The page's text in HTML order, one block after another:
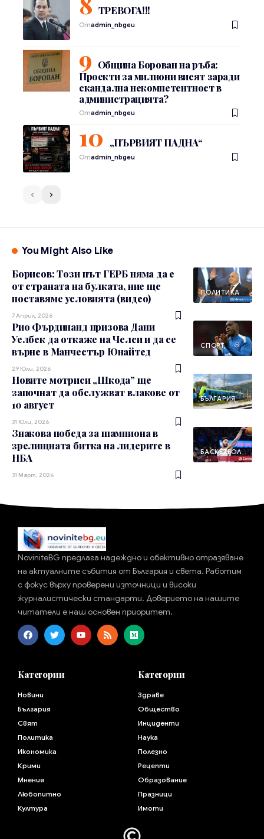
ТРЕВОГА!!!
Отadmin_nbgeu
Община Борован на ръба:
Проекти за милиони висят заради
скандална некомпетентност в
администрацията?
Отadmin_nbgeu
„ПЪРВИЯТ ПАДНА“
Отadmin_nbgeu
You Might Also Like
ПОЛИТИКА
Борисов: Този път ГЕРБ няма да е
от страната на булката, ние ще
поставяме условията (видео)
7 Април, 2026
СПОРТ
Рио Фърдинанд призова Дани
Уелбек да откаже на Челси и да се
върне в Манчестър Юнайтед
29 Юли, 2026
БЪЛГАРИЯ
Новите мотриси „Шкода” ще
започнат да обслужват влакове от
10 август
31 Юли, 2026
БАСКЕТБОЛ
Знакова победа за шампиона в
зрелищната битка на лидерите в
НБА
31 Март, 2026
NoviniteBG предлага надеждно и обективно отразяване
на актуалните събития от България и света. Работим
с фокус върху проверени източници и високи
журналистически стандарти. Доверието на нашите
читатели е наш основен приоритет.
Категории
Новини
България
Свят
Политика
Икономика
Крими
Мнения
Любопитно
Култура
Категории
Здраве
Общество
Инциденти
Наука
Полезно
Рецепти
Образование
Празници
Имоти